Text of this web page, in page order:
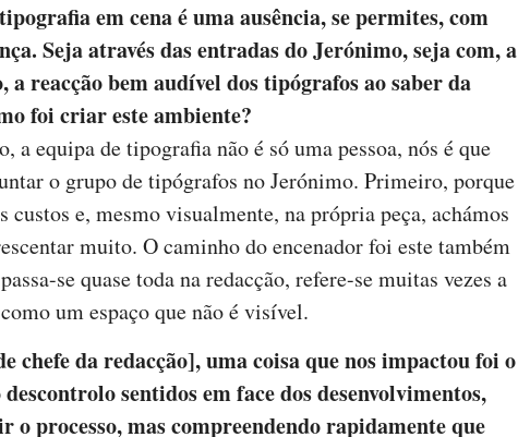
em cena é uma ausência, se permites, com
Seja através das entradas do Jerónimo, seja com, a
a reacção bem audível dos tipógrafos ao saber da
foi criar este ambiente?
a equipa de tipografia não é só uma pessoa, nós é que
o grupo de tipógrafos no Jerónimo. Primeiro, porque
custos e, mesmo visualmente, na própria peça, achámos
muito. O caminho do encenador foi este também
se quase toda na redacção, refere-se muitas vezes a
um espaço que não é visível.
chefe da redacção], uma coisa que nos impactou foi o
sentidos em face dos desenvolvimentos,
processo, mas compreendendo rapidamente que